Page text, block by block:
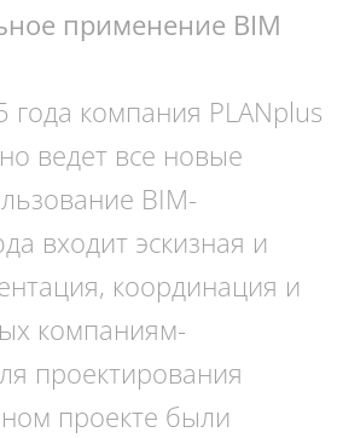
применение BIM
года компания PLANplus
ведет все новые
BIM-
входит эскизная и
координация и
компаниям-
проектирования
проекте были